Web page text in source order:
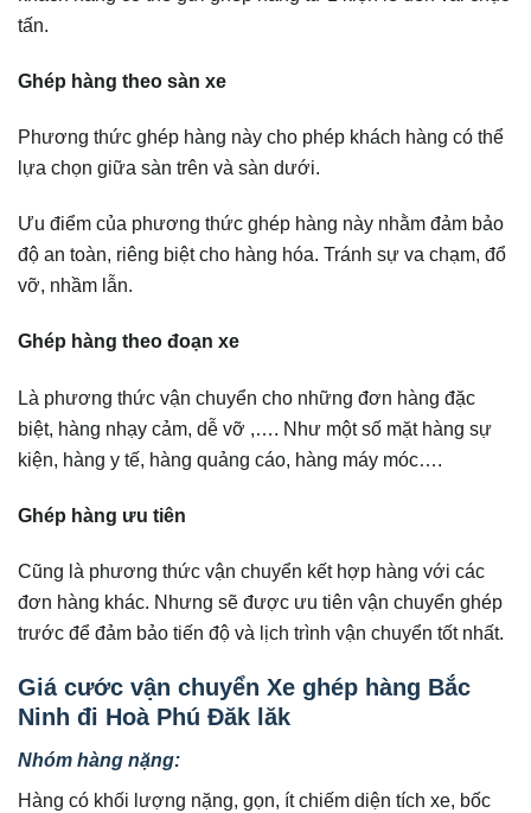
tấn.
Ghép hàng theo sàn xe
Phương thức ghép hàng này cho phép khách hàng có thể
lựa chọn giữa sàn trên và sàn dưới.
Ưu điểm của phương thức ghép hàng này nhằm đảm bảo
độ an toàn, riêng biệt cho hàng hóa. Tránh sự va chạm, đổ
vỡ, nhầm lẫn.
Ghép hàng theo đoạn xe
Là phương thức vận chuyển cho những đơn hàng đặc
biệt, hàng nhạy cảm, dễ vỡ ,…. Như một số mặt hàng sự
kiện, hàng y tế, hàng quảng cáo, hàng máy móc….
Ghép hàng ưu tiên
Cũng là phương thức vận chuyển kết hợp hàng với các
đơn hàng khác. Nhưng sẽ được ưu tiên vận chuyển ghép
trước để đảm bảo tiến độ và lịch trình vận chuyển tốt nhất.
Giá cước vận chuyển Xe ghép hàng Bắc
Ninh đi Hoà Phú Đăk lăk
Nhóm hàng nặng:
Hàng có khối lượng nặng, gọn, ít chiếm diện tích xe, bốc